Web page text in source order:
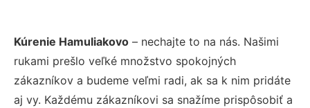
Kúrenie Hamuliakovo – nechajte to na nás. Našimi
rukami prešlo veľké množstvo spokojných
zákazníkov a budeme veľmi radi, ak sa k nim pridáte
aj vy. Každému zákazníkovi sa snažíme prispôsobiť a